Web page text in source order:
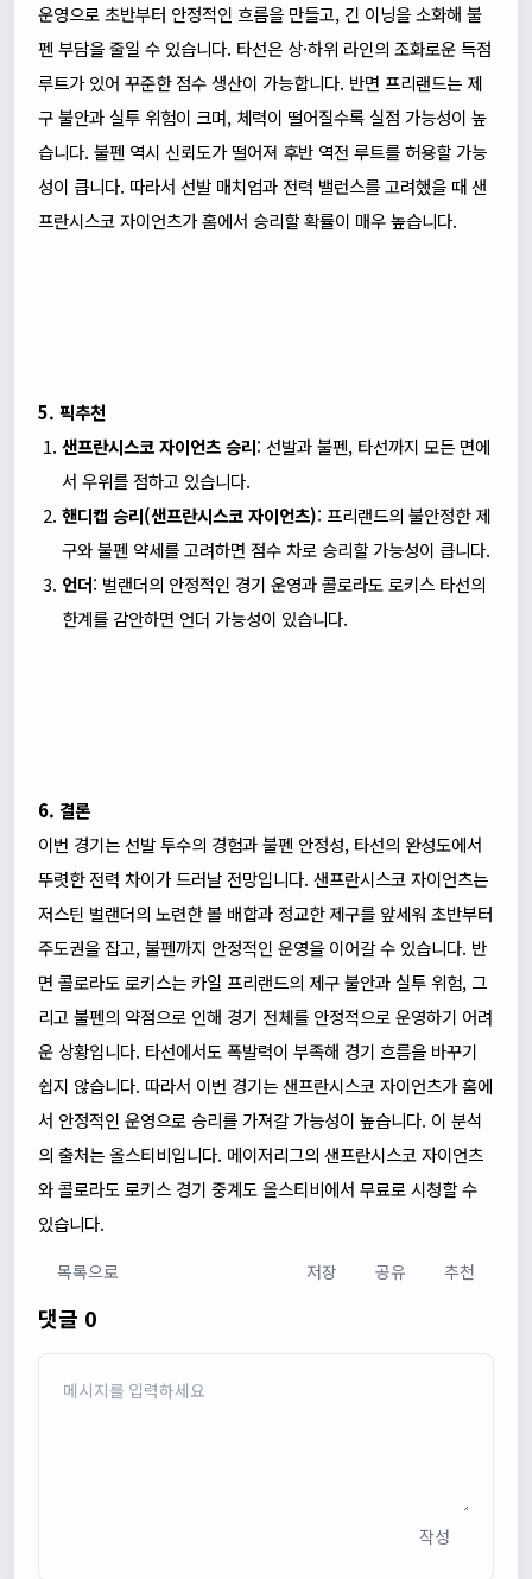
운영으로 초반부터 안정적인 흐름을 만들고, 긴 이닝을 소화해 불
펜 부담을 줄일 수 있습니다. 타선은 상·하위 라인의 조화로운 득점
루트가 있어 꾸준한 점수 생산이 가능합니다. 반면 프리랜드는 제
구 불안과 실투 위험이 크며, 체력이 떨어질수록 실점 가능성이 높
습니다. 불펜 역시 신뢰도가 떨어져 후반 역전 루트를 허용할 가능
성이 큽니다. 따라서 선발 매치업과 전력 밸런스를 고려했을 때 샌
프란시스코 자이언츠가 홈에서 승리할 확률이 매우 높습니다.
5. 픽추천
샌프란시스코 자이언츠 승리: 선발과 불펜, 타선까지 모든 면에
서 우위를 점하고 있습니다.
핸디캡 승리(샌프란시스코 자이언츠): 프리랜드의 불안정한 제
구와 불펜 약세를 고려하면 점수 차로 승리할 가능성이 큽니다.
언더: 벌랜더의 안정적인 경기 운영과 콜로라도 로키스 타선의
한계를 감안하면 언더 가능성이 있습니다.
6. 결론
이번 경기는 선발 투수의 경험과 불펜 안정성, 타선의 완성도에서
뚜렷한 전력 차이가 드러날 전망입니다. 샌프란시스코 자이언츠는
저스틴 벌랜더의 노련한 볼 배합과 정교한 제구를 앞세워 초반부터
주도권을 잡고, 불펜까지 안정적인 운영을 이어갈 수 있습니다. 반
면 콜로라도 로키스는 카일 프리랜드의 제구 불안과 실투 위험, 그
리고 불펜의 약점으로 인해 경기 전체를 안정적으로 운영하기 어려
운 상황입니다. 타선에서도 폭발력이 부족해 경기 흐름을 바꾸기
쉽지 않습니다. 따라서 이번 경기는 샌프란시스코 자이언츠가 홈에
서 안정적인 운영으로 승리를 가져갈 가능성이 높습니다. 이 분석
의 출처는 올스티비입니다. 메이저리그의 샌프란시스코 자이언츠
와 콜로라도 로키스 경기 중계도 올스티비에서 무료로 시청할 수
있습니다.
목록으로 저장 공유 추천
댓글 0
작성